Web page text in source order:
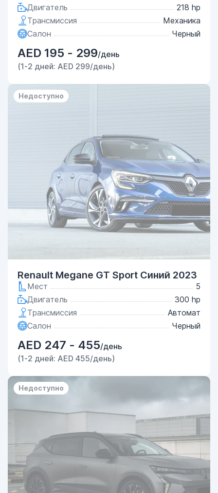
Двигатель
218 hp
Трансмиссия
Механика
Салон
Черный
AED 195 - 299/день
(1-2 дней: AED 299/день)
Недоступно
Renault Megane GT Sport Синий 2023
Мест
5
Двигатель
300 hp
Трансмиссия
Автомат
Салон
Черный
AED 247 - 455/день
(1-2 дней: AED 455/день)
Недоступно